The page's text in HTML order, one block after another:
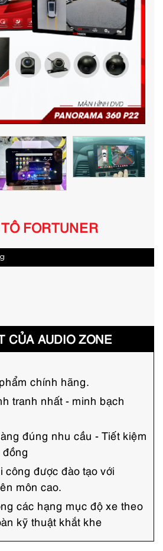
FORTUNER
CỦA AUDIO ZONE
chính hãng.
tranh nhất - minh bạch
đúng nhu cầu - Tiết kiệm
công được đào tạo với
môn cao.
các hạng mục độ xe theo
kỹ thuật khắt khe